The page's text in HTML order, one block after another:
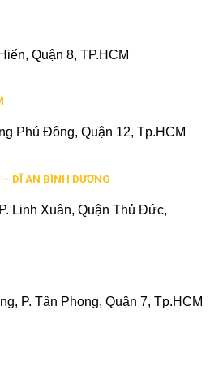
Quận 8, TP.HCM
Phú Đông, Quận 12, Tp.HCM
DĨ AN BÌNH DƯƠNG
Linh Xuân, Quận Thủ Đức,
P. Tân Phong, Quận 7, Tp.HCM